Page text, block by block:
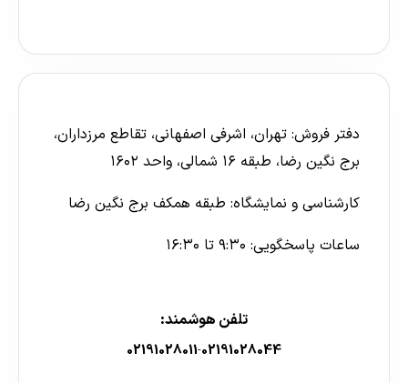
دفتر فروش: تهران، اشرفی اصفهانی، تقاطع مرزداران،
برج نگین رضا، طبقه ۱۶ شمالی، واحد ۱۶۰۲
کارشناسی و نمایشگاه: طبقه همکف برج نگین رضا
ساعات پاسخگویی: ۹:۳۰ تا ۱۶:۳۰
تلفن هوشمند:
02191028011-02191028044